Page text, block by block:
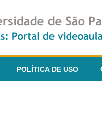
POLÍTICA DE USO